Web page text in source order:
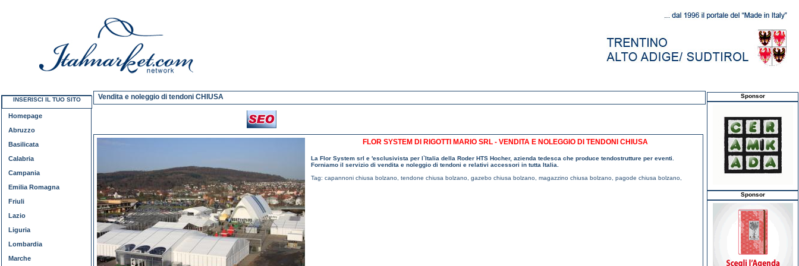
Vendita e noleggio di tendoni CHIUSA
FLOR SYSTEM DI RIGOTTI MARIO SRL - VENDITA E NOLEGGIO DI TENDONI CHIUSA
La Flor System srl e 'esclusivista per l`Italia della Roder HTS Hocher, azienda tedesca che produce tendostrutture per eventi.
Forniamo il servizio di vendita e noleggio di tendoni e relativi accessori in tutta Italia.
Tag: capannoni chiusa bolzano tendone chiusa bolzano gazebo chiusa bolzano magazzino chiusa bolzano pagode chiusa bolzano
INSERISCI IL TUO SITO
Homepage
Abruzzo
Basilicata
Calabria
Campania
Emilia Romagna
Friuli
Lazio
Liguria
Lombardia
Marche
Sponsor
Sponsor